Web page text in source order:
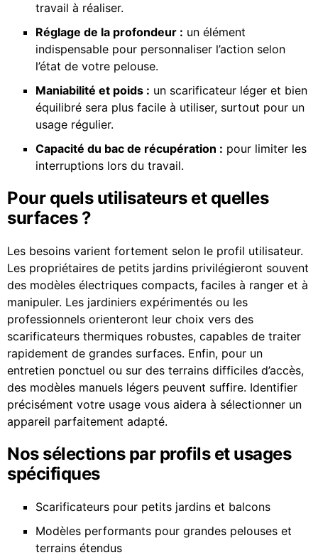
travail à réaliser.
Réglage de la profondeur : un élément
indispensable pour personnaliser l’action selon
l’état de votre pelouse.
Maniabilité et poids : un scarificateur léger et bien
équilibré sera plus facile à utiliser, surtout pour un
usage régulier.
Capacité du bac de récupération : pour limiter les
interruptions lors du travail.
Pour quels utilisateurs et quelles
surfaces ?
Les besoins varient fortement selon le profil utilisateur.
Les propriétaires de petits jardins privilégieront souvent
des modèles électriques compacts, faciles à ranger et à
manipuler. Les jardiniers expérimentés ou les
professionnels orienteront leur choix vers des
scarificateurs thermiques robustes, capables de traiter
rapidement de grandes surfaces. Enfin, pour un
entretien ponctuel ou sur des terrains difficiles d’accès,
des modèles manuels légers peuvent suffire. Identifier
précisément votre usage vous aidera à sélectionner un
appareil parfaitement adapté.
Nos sélections par profils et usages
spécifiques
Scarificateurs pour petits jardins et balcons
Modèles performants pour grandes pelouses et
terrains étendus